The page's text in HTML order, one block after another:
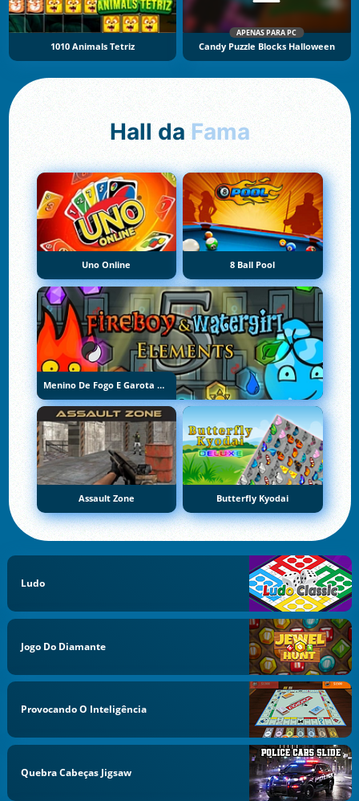
1010 Animals Tetriz
APENAS PARA PC
Candy Puzzle Blocks Halloween
Hall da Fama
Uno Online 8 Ball Pool
Menino De Fogo E Garota De Água 5: Elementos
Assault Zone Butterfly Kyodai
Ludo
Jogo Do Diamante
Provocando O Inteligência
Quebra Cabeças Jigsaw